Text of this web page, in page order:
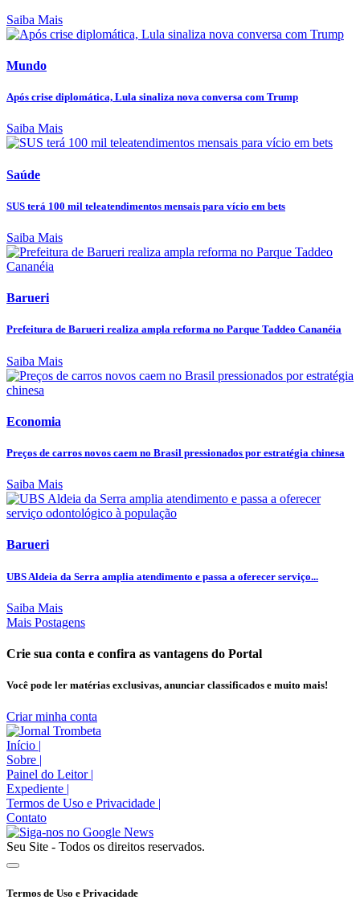
Saiba Mais
Mundo
Após crise diplomática, Lula sinaliza nova conversa com Trump
Saiba Mais
Saúde
SUS terá 100 mil teleatendimentos mensais para vício em bets
Saiba Mais
Barueri
Prefeitura de Barueri realiza ampla reforma no Parque Taddeo Cananéia
Saiba Mais
Economia
Preços de carros novos caem no Brasil pressionados por estratégia chinesa
Saiba Mais
Barueri
UBS Aldeia da Serra amplia atendimento e passa a oferecer serviço...
Saiba Mais
Mais Postagens
Crie sua conta e confira as vantagens do Portal
Você pode ler matérias exclusivas, anunciar classificados e muito mais!
Criar minha conta
Início |
Sobre |
Painel do Leitor |
Expediente |
Termos de Uso e Privacidade |
Contato
Seu Site - Todos os direitos reservados.
Termos de Uso e Privacidade